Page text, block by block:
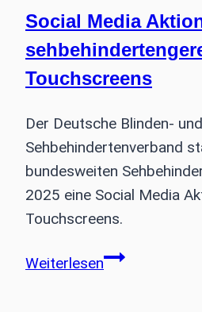
für
Therapie-
Innovation
Social Media
Touchscreens
Der Deutsche Blinden- und
Sehbehindertenverband
bundesweiten
2025 eine Social Media
Touchscreens.
WeiterlesenSocial